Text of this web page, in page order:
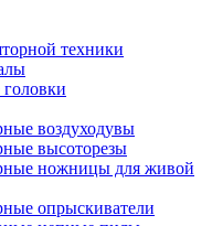
техники
воздуходувы
высоторезы
ножницы для живой
опрыскиватели